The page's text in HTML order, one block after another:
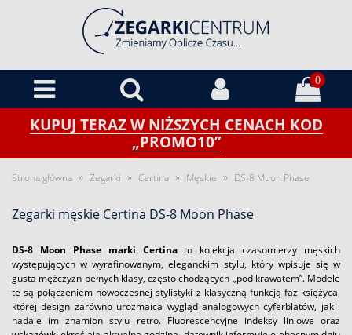
0
KUPUJ TERAZ W NIŻSZYCH CENACH KOD
„PROMO10”
Strona główna » Zegarki » Certina » Męskie » DS-8 Moon Phase
Zegarki męskie Certina DS-8 Moon Phase
DS-8 Moon Phase marki Certinato kolekcja czasomierzy męskich
występujących w wyrafinowanym, eleganckim stylu, który wpisuje się w
gusta mężczyzn pełnych klasy, często chodzących „pod krawatem”. Modele
te są połączeniem nowoczesnej stylistyki z klasyczną funkcją faz księżyca,
której design zarówno urozmaica wygląd analogowych cyferblatów, jak i
nadaje im znamion stylu retro. Fluorescencyjne indeksy liniowe oraz